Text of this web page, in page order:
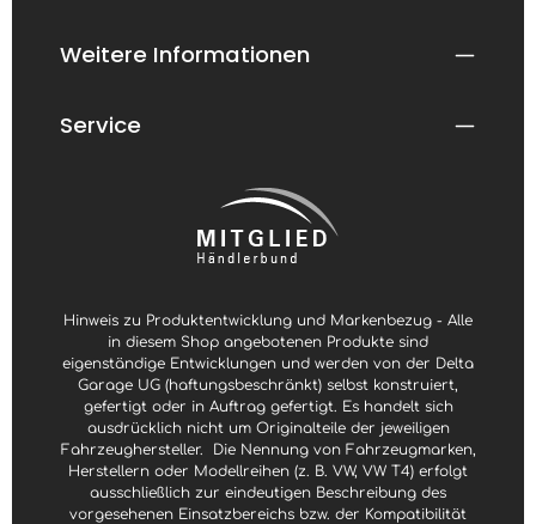
Weitere Informationen
Service
Hinweis zu Produktentwicklung und Markenbezug - Alle
in diesem Shop angebotenen Produkte sind
eigenständige Entwicklungen und werden von der Delta
Garage UG (haftungsbeschränkt) selbst konstruiert,
gefertigt oder in Auftrag gefertigt. Es handelt sich
ausdrücklich nicht um Originalteile der jeweiligen
Fahrzeughersteller.
Die Nennung von Fahrzeugmarken,
Herstellern oder Modellreihen (z. B. VW, VW T4) erfolgt
ausschließlich zur eindeutigen Beschreibung des
vorgesehenen Einsatzbereichs bzw. der Kompatibilität